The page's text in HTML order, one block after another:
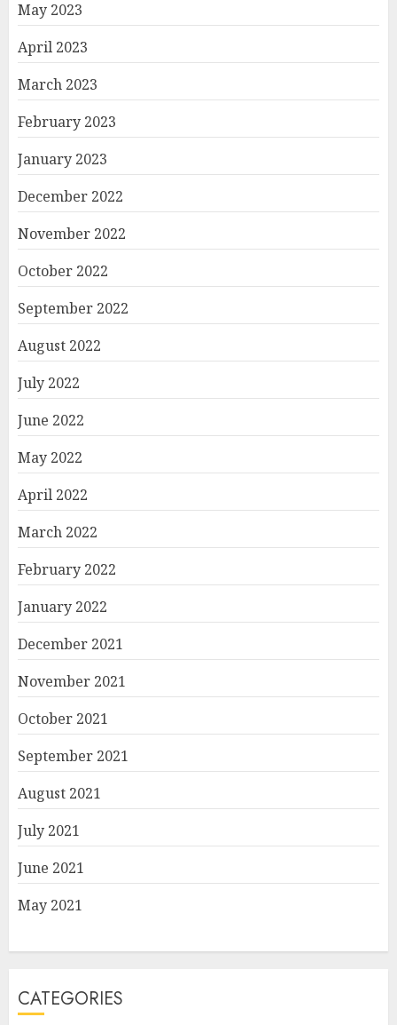
May 2023
April 2023
March 2023
February 2023
January 2023
December 2022
November 2022
October 2022
September 2022
August 2022
July 2022
June 2022
May 2022
April 2022
March 2022
February 2022
January 2022
December 2021
November 2021
October 2021
September 2021
August 2021
July 2021
June 2021
May 2021
CATEGORIES